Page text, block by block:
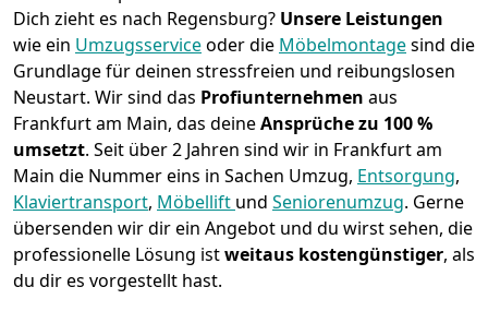
Dich zieht es nach Regensburg? Unsere Leistungen
wie ein Umzugsserviceoder die Möbelmontagesind die
Grundlage für deinen stressfreien und reibungslosen
Neustart. Wir sind das Profiunternehmen aus
Frankfurt am Main, das deineAnsprüche zu 100 %
umsetzt. Seit über 2 Jahren sind wir in Frankfurt am
Main die Nummer eins in Sachen Umzug, Entsorgung,
Klaviertransport, Möbellift und Seniorenumzug. Gerne
übersenden wir dir ein Angebot und du wirst sehen, die
professionelle Lösung istweitaus kostengünstiger, als
du dir es vorgestellt hast.